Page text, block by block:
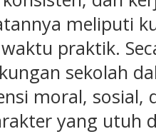
meliputi
praktik.
sekolah
moral, sosial,
yang utuh